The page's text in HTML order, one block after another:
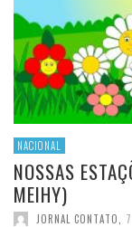
NACIONAL
NOSSAS
MEIHY)
JORNAL CONTATO,